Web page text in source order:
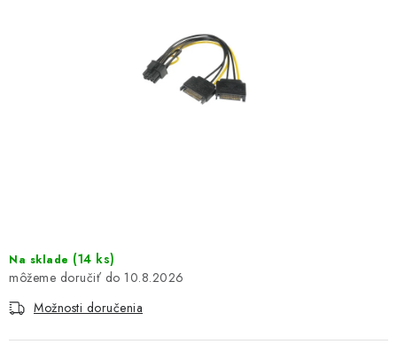
: TOP PRODUKTY
: NOVÉ PRODUKTY
Na sklade (14 ks)
10.8.2026
Možnosti doručenia